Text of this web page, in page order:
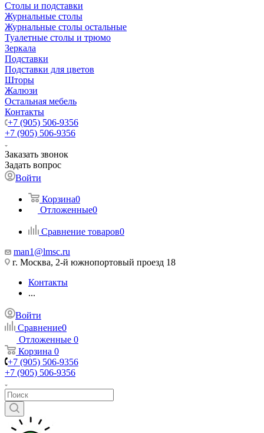
Столы и подставки
Журнальные столы
Журнальные столы остальные
Туалетные столы и трюмо
Зеркала
Подставки
Подставки для цветов
Шторы
Жалюзи
Остальная мебель
Контакты
+7 (905) 506-9356
+7 (905) 506-9356
Заказать звонок
Задать вопрос
Войти
Корзина0
Отложенные0
Сравнение товаров0
man1@lmsc.ru
г. Москва, 2-й южнопортовый проезд 18
Контакты
...
Войти
Сравнение0
Отложенные 0
Корзина 0
+7 (905) 506-9356
+7 (905) 506-9356